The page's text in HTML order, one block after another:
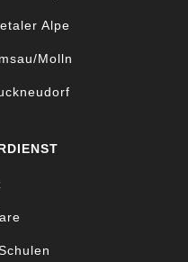
Alpe
Molln